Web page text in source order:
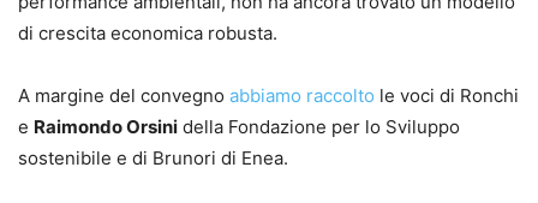
di crescita economica robusta.
A margine del convegno abbiamo raccolto le voci di Ronchi
e Raimondo Orsini della Fondazione per lo Sviluppo
sostenibile e di Brunori di Enea.